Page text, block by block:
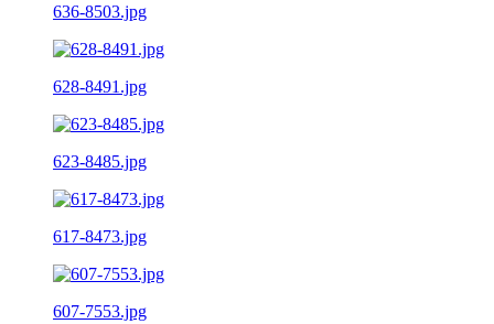
636-8503.jpg
628-8491.jpg
623-8485.jpg
617-8473.jpg
607-7553.jpg